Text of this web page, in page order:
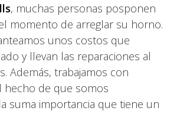
, muchas personas posponen
momento de arreglar su horno.
unos costos que
y llevan las reparaciones al
Además, trabajamos con
hecho de que somos
suma importancia que tiene un